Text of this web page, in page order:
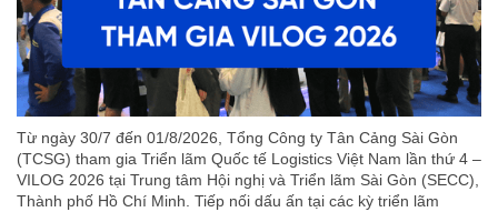
Từ ngày 30/7 đến 01/8/2026, Tổng Công ty Tân Cảng Sài Gòn
(TCSG) tham gia Triển lãm Quốc tế Logistics Việt Nam lần thứ 4 –
VILOG 2026 tại Trung tâm Hội nghị và Triển lãm Sài Gòn (SECC),
Thành phố Hồ Chí Minh. Tiếp nối dấu ấn tại các kỳ triển lãm